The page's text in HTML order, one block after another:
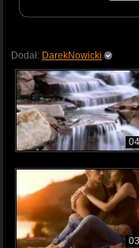
Dodał: DarekNowicki